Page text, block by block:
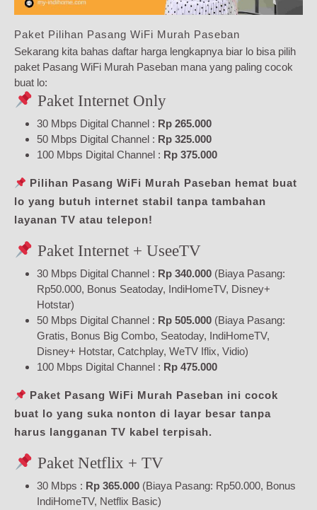
Paket Pilihan Pasang WiFi Murah Paseban
Sekarang kita bahas daftar harga lengkapnya biar lo bisa pilih
paket Pasang WiFi Murah Paseban mana yang paling cocok
buat lo:
Paket Internet Only
30 Mbps Digital Channel : Rp 265.000
50 Mbps Digital Channel : Rp 325.000
100 Mbps Digital Channel : Rp 375.000
Pilihan Pasang WiFi Murah Paseban hemat buat
lo yang butuh internet stabil tanpa tambahan
layanan TV atau telepon!
Paket Internet + UseeTV
30 Mbps Digital Channel : Rp 340.000 (Biaya Pasang:
Rp50.000, Bonus Seatoday, IndiHomeTV, Disney+
Hotstar)
50 Mbps Digital Channel : Rp 505.000 (Biaya Pasang:
Gratis, Bonus Big Combo, Seatoday, IndiHomeTV,
Disney+ Hotstar, Catchplay, WeTV Iflix, Vidio)
100 Mbps Digital Channel : Rp 475.000
Paket Pasang WiFi Murah Paseban ini cocok
buat lo yang suka nonton di layar besar tanpa
harus langganan TV kabel terpisah.
Paket Netflix + TV
30 Mbps : Rp 365.000 (Biaya Pasang: Rp50.000, Bonus
IndiHomeTV, Netflix Basic)